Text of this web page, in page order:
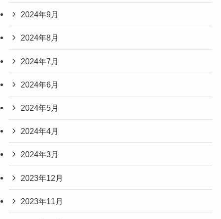
2024年9月
2024年8月
2024年7月
2024年6月
2024年5月
2024年4月
2024年3月
2023年12月
2023年11月